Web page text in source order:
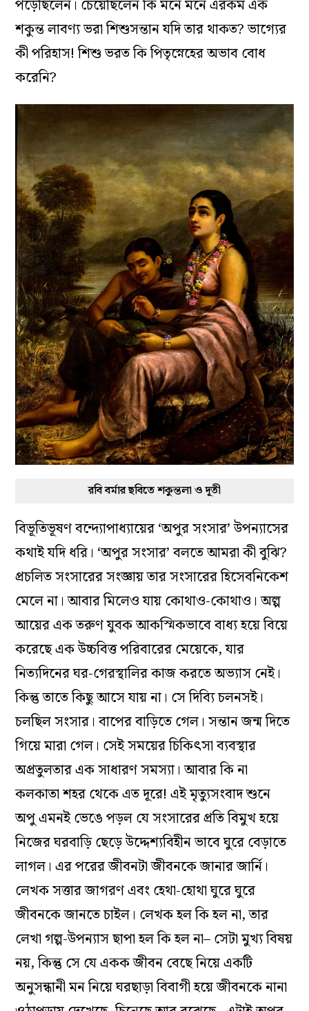
পড়েছিলেন। চেয়েছিলেন কি মনে মনে এরকম এক
শকুন্ত লাবণ্য ভরা শিশুসন্তান যদি তার থাকত? ভাগ্যের
কী পরিহাস! শিশু ভরত কি পিতৃস্নেহের অভাব বোধ
করেনি?
রবি বর্মার ছবিতে শকুন্তলা ও দূতী
বিভূতিভূষণ বন্দ্যোপাধ্যায়ের ‘অপুর সংসার’ উপন্যাসের
কথাই যদি ধরি। ‘অপুর সংসার’ বলতে আমরা কী বুঝি?
প্রচলিত সংসারের সংজ্ঞায় তার সংসারের হিসেবনিকেশ
মেলে না। আবার মিলেও যায় কোথাও-কোথাও। অল্প
আয়ের এক তরুণ যুবক আকস্মিকভাবে বাধ্য হয়ে বিয়ে
করেছে এক উচ্চবিত্ত পরিবারের মেয়েকে, যার
নিত্যদিনের ঘর-গেরস্থালির কাজ করতে অভ্যাস নেই।
কিন্তু তাতে কিছু আসে যায় না। সে দিব্যি চলনসই।
চলছিল সংসার। বাপের বাড়িতে গেল। সন্তান জন্ম দিতে
গিয়ে মারা গেল। সেই সময়ের চিকিৎসা ব্যবস্থার
অপ্রতুলতার এক সাধারণ সমস্যা। আবার কি না
কলকাতা শহর থেকে এত দূরে! এই মৃত্যুসংবাদ শুনে
অপু এমনই ভেঙে পড়ল যে সংসারের প্রতি বিমুখ হয়ে
নিজের ঘরবাড়ি ছেড়ে উদ্দেশ্যবিহীন ভাবে ঘুরে বেড়াতে
লাগল। এর পরের জীবনটা জীবনকে জানার জার্নি।
লেখক সত্তার জাগরণ এবং হেথা-হোথা ঘুরে ঘুরে
জীবনকে জানতে চাইল। লেখক হল কি হল না, তার
লেখা গল্প-উপন্যাস ছাপা হল কি হল না– সেটা মুখ্য বিষয়
নয়, কিন্তু সে যে একক জীবন বেছে নিয়ে একটি
অনুসন্ধানী মন নিয়ে ঘরছাড়া বিবাগী হয়ে জীবনকে নানা